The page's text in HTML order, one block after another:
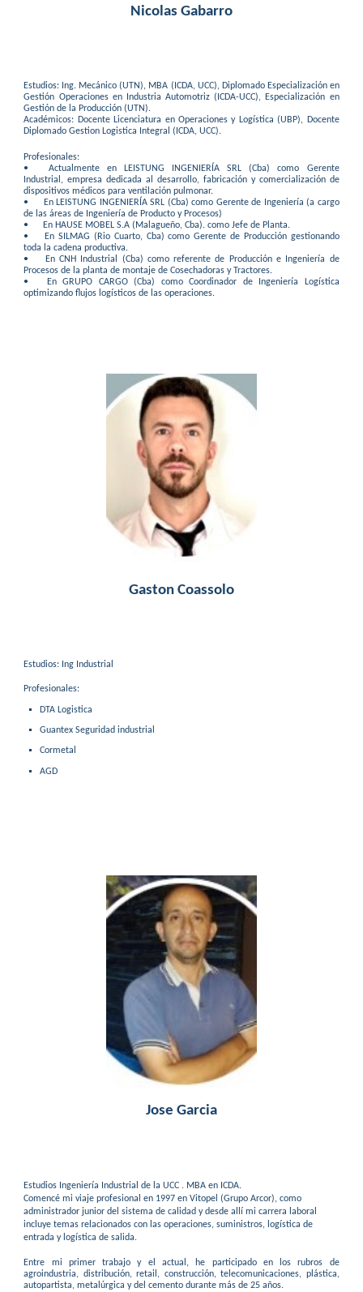
Nicolas Gabarro
Estudios: Ing. Mecánico (UTN), MBA (ICDA, UCC), Diplomado Especialización en
Gestión Operaciones en Industria Automotriz (ICDA-UCC), Especialización en
Gestión de la Producción (UTN).
Académicos: Docente Licenciatura en Operaciones y Logística (UBP), Docente
Diplomado Gestion Logistica Integral (ICDA, UCC).
Profesionales:
•
Actualmente en LEISTUNG INGENIERÍA SRL (Cba) como Gerente
Industrial, empresa dedicada al desarrollo, fabricación y comercialización de
dispositivos médicos para ventilación pulmonar.
•
En LEISTUNG INGENIERÍA SRL (Cba) como Gerente de Ingeniería (a cargo
de las áreas de Ingeniería de Producto y Procesos)
•
En HAUSE MOBEL S.A (Malagueño, Cba). como Jefe de Planta.
•
En SILMAG (Rio Cuarto, Cba) como Gerente de Producción gestionando
toda la cadena productiva.
•
En CNH Industrial (Cba) como referente de Producción e Ingeniería de
Procesos de la planta de montaje de Cosechadoras y Tractores.
•
En GRUPO CARGO (Cba) como Coordinador de Ingeniería Logística
optimizando flujos logísticos de las operaciones.
Gaston Coassolo
Estudios: Ing Industrial
Profesionales:
DTA Logistica
Guantex Seguridad industrial
Cormetal
AGD
Jose Garcia
Estudios Ingeniería Industrial de la UCC . MBA en ICDA.
Comencé mi viaje profesional en 1997 en Vitopel (Grupo Arcor), como
administrador junior del sistema de calidad y desde allí mi carrera laboral
incluye temas relacionados con las operaciones, suministros, logística de
entrada y logística de salida.
Entre mi primer trabajo y el actual, he participado en los rubros de
agroindustria, distribución, retail, construcción, telecomunicaciones, plástica,
autopartista, metalúrgica y del cemento durante más de 25 años.